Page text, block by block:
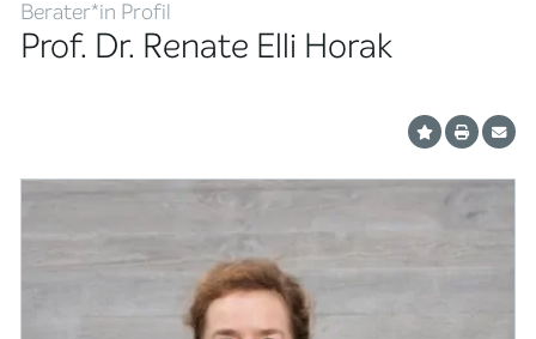
Berater*in Profil
Prof. Dr. Renate Elli Horak